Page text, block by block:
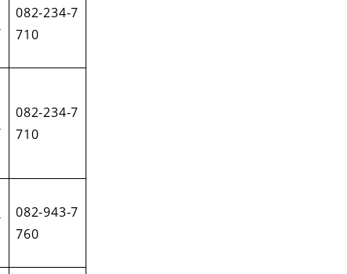
082-234-7
710
082-234-7
710
082-943-7
760